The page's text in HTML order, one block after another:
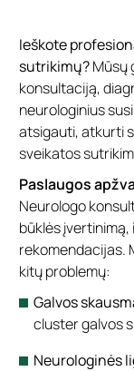
Ieškote
sutrikimų?Mūsų
konsultaciją,
neurologinius
atsigauti, atkurti
sveikatos
Paslaugos
Neurologo
būklės
rekomendacijas.
kitų problemų:
Galvos
cluster galvos
Neurologinės